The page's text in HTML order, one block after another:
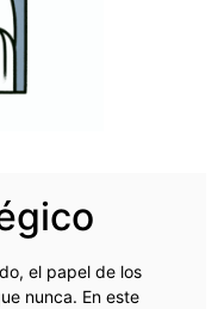
el papel de los
nunca. En este